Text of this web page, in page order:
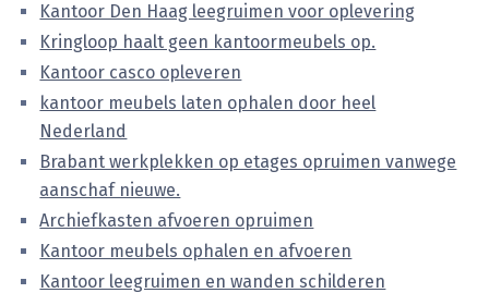
Kantoor Den Haag leegruimen voor oplevering
Kringloop haalt geen kantoormeubels op.
Kantoor casco opleveren
kantoor meubels laten ophalen door heel
Nederland
Brabant werkplekken op etages opruimen vanwege
aanschaf nieuwe.
Archiefkasten afvoeren opruimen
Kantoor meubels ophalen en afvoeren
Kantoor leegruimen en wanden schilderen